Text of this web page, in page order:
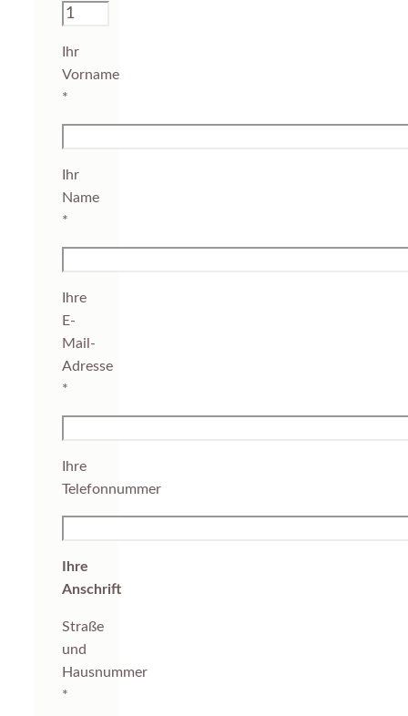
Ihr
Vorname
*
Ihr
Name
*
Ihre
E-
Mail-
Adresse
*
Ihre
Telefonnummer
Ihre
Anschrift
Straße
und
Hausnummer
*